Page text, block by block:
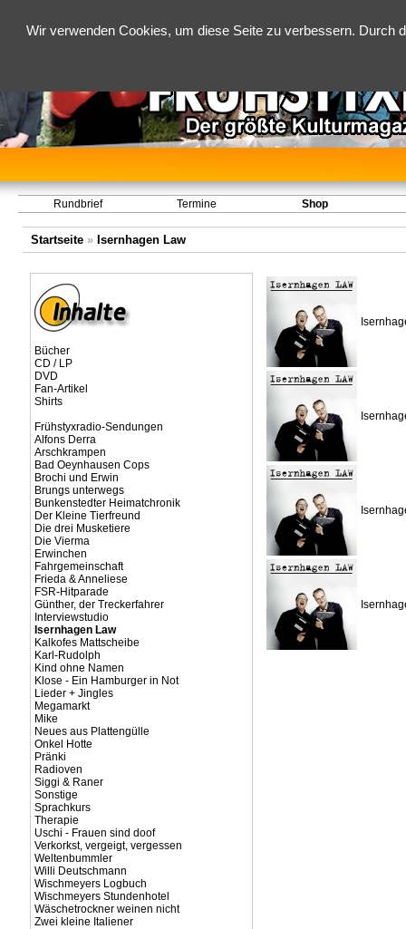
Wir verwenden Cookies, um diese Seite zu verbessern.
Rundbrief Termine Shop
Startseite» Isernhagen Law
Bücher
CD / LP
DVD
Fan-Artikel
Shirts
Frühstyxradio-Sendungen
Alfons Derra
Arschkrampen
Bad Oeynhausen Cops
Brochi und Erwin
Brungs unterwegs
Bunkenstedter Heimatchronik
Der Kleine Tierfreund
Die drei Musketiere
Die Vierma
Erwinchen
Fahrgemeinschaft
Frieda & Anneliese
FSR-Hitparade
Günther, der Treckerfahrer
Interviewstudio
Isernhagen Law
Kalkofes Mattscheibe
Karl-Rudolph
Kind ohne Namen
Klose - Ein Hamburger in Not
Lieder + Jingles
Megamarkt
Mike
Neues aus Plattengülle
Onkel Hotte
Pränki
Radioven
Siggi & Raner
Sonstige
Sprachkurs
Therapie
Uschi - Frauen sind doof
Verkorkst, vergeigt, vergessen
Weltenbummler
Willi Deutschmann
Wischmeyers Logbuch
Wischmeyers Stundenhotel
Wäschetrockner weinen nicht
Zwei kleine Italiener